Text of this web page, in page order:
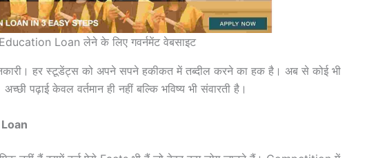
Education Loan लेने के लिए गवर्नमेंट वेबसाइट
हर स्टूडेंट्स को अपने सपने हकीकत में तब्दील करने का हक है। अब से कोई भी
पढ़ाई केवल वर्तमान ही नहीं बल्कि भविष्य भी संवारती है।